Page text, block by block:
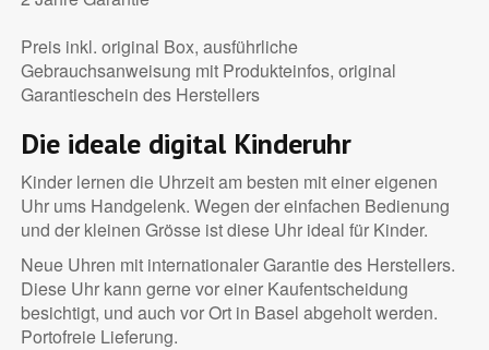
Preis inkl. original Box, ausführliche
Gebrauchsanweisung mit Produkteinfos, original
Garantieschein des Herstellers
Die ideale digital Kinderuhr
Kinder lernen die Uhrzeit am besten mit einer eigenen
Uhr ums Handgelenk. Wegen der einfachen Bedienung
und der kleinen Grösse ist diese Uhr ideal für Kinder.
Neue Uhren mit internationaler Garantie des Herstellers.
Diese Uhr kann gerne vor einer Kaufentscheidung
besichtigt, und auch vor Ort in Basel abgeholt werden.
Portofreie Lieferung.